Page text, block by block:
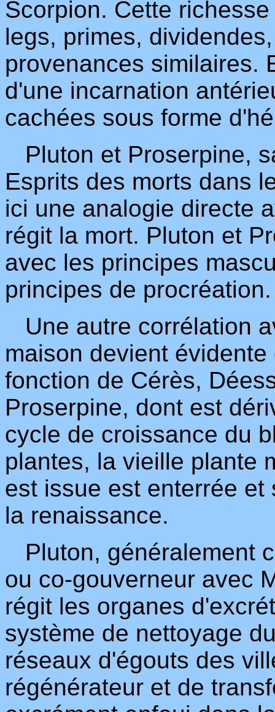
Scorpion. Cette
legs, primes,
provenances similaires.
d'une incarnation
cachées sous forme
Pluton et Proserpine,
Esprits des morts dans
ici une analogie directe
régit la mort. Pluton et
avec les principes
principes de procréation.
Une autre corrélation
maison devient
fonction de Cérès,
Proserpine, dont est
cycle de croissance du
plantes, la vieille plante
est issue est enterrée
la renaissance.
Pluton, généralement
ou co-gouverneur avec
régit les organes
système de nettoyage
réseaux d'égouts des
régénérateur et de